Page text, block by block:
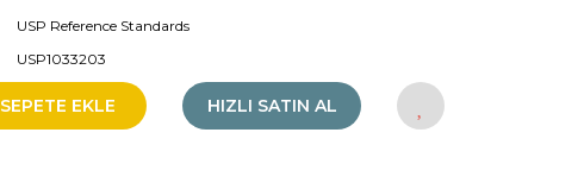
USP Reference Standards
USP1033203
SEPETE EKLE HIZLI SATIN AL